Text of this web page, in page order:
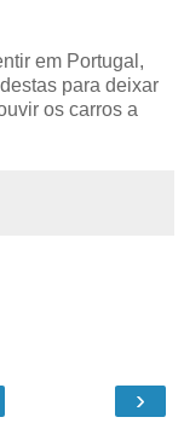
em Portugal,
para deixar
os carros a
›